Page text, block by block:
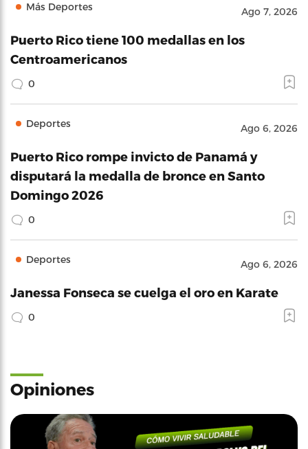
Más Deportes Ago 7, 2026
Puerto Rico tiene 100 medallas en los
Centroamericanos
0
Deportes Ago 6, 2026
Puerto Rico rompe invicto de Panamá y
disputará la medalla de bronce en Santo
Domingo 2026
0
Deportes Ago 6, 2026
Janessa Fonseca se cuelga el oro en Karate
0
Opiniones